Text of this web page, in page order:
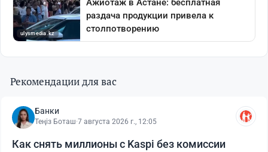
Рекомендации для вас
Банки
Теңіз Боташ·7 августа 2026 г., 12:05
Как снять миллионы с Kaspi без комиссии